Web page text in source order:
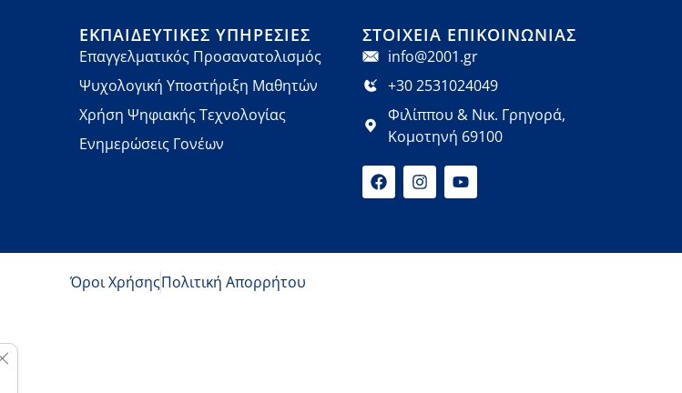
ΕΚΠΑΙΔΕΥΤΙΚΈΣ ΥΠΗΡΕΣΊΕΣ
Επαγγελματικός Προσανατολισμός
Ψυχολογική Υποστήριξη Μαθητών
Χρήση Ψηφιακής Τεχνολογίας
Ενημερώσεις Γονέων
ΣΤΟΙΧΕΊΑ ΕΠΙΚΟΙΝΩΝΊΑΣ
info@2001.gr
+30 2531024049
Φιλίππου & Νικ. Γρηγορά,
Κομοτηνή 69100
Όροι ΧρήσηςΠολιτική Απορρήτου
Κλείσιμο του Cookie banner για το GDPR